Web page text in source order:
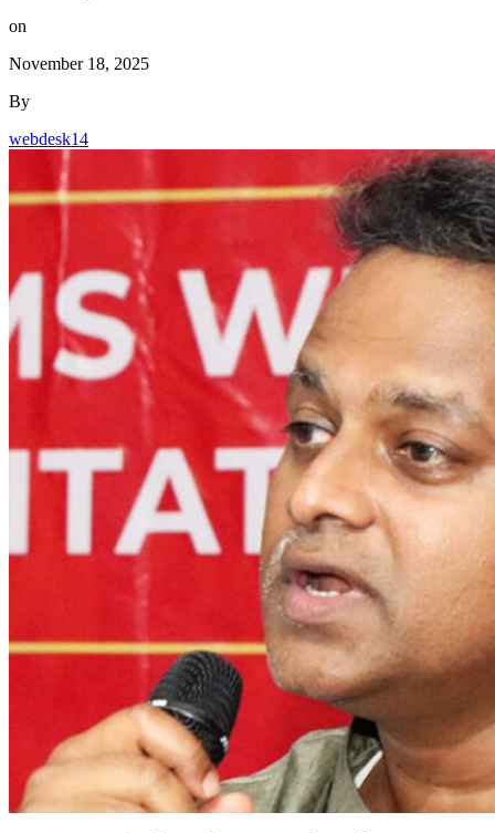
on
November 18, 2025
By
webdesk14